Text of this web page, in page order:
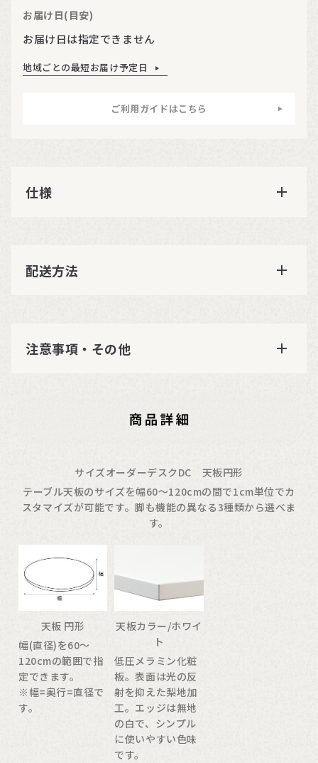
お届け日(目安)
お届け日は指定できません
地域ごとの最短お届け予定日
ご利用ガイドはこちら
仕様
配送方法
注意事項・その他
サイズオーダーデスクDC 天板円形
テーブル天板のサイズを幅60〜120cmの間で1cm単位でカ
スタマイズが可能です。脚も機能の異なる3種類から選べま
す。
天板 円形
幅(直径)を60〜
120cmの範囲で指
定できます。
※幅=奥行=直径で
す。
天板カラー/ホワイ
ト
低圧メラミン化粧
板。表面は光の反
射を抑えた梨地加
工。エッジは無地
の白で、シンプル
に使いやすい色味
です。